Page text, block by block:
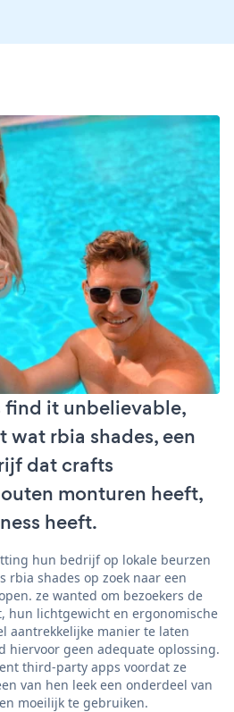
find it unbelievable,
wat rbia shades, een
dat crafts
monturen heeft,
heeft.
hun bedrijf op lokale beurzen
rbia shades op zoek naar een
ze wanted om bezoekers de
hun lichtgewicht en ergonomische
aantrekkelijke manier te laten
hiervoor geen adequate oplossing.
third-party apps voordat ze
van hen leek een onderdeel van
moeilijk te gebruiken.